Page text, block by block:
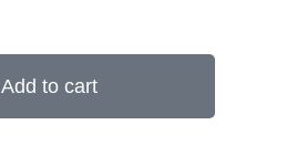
Add to cart